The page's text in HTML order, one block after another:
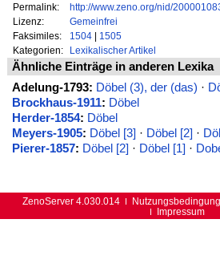
Permalink:
http://www.zeno.org/nid/
Lizenz:
Gemeinfrei
Faksimiles:
1504| 1505
Kategorien:
Lexikalischer Artikel
Ähnliche Einträge in anderen Lexika
Adelung-1793: Döbel (3), der (das) ·
Brockhaus-1911: Döbel
Herder-1854: Döbel
Meyers-1905: Döbel [3] · Döbel [2] ·
Pierer-1857: Döbel [2] · Döbel [1] ·
ZenoServer 4.030.014
Impressum